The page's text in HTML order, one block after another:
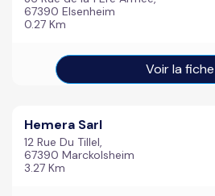
67390 Elsenheim
0.27 Km
Voir la fiche
Hemera Sarl
12 Rue Du Tillel,
67390 Marckolsheim
3.27 Km